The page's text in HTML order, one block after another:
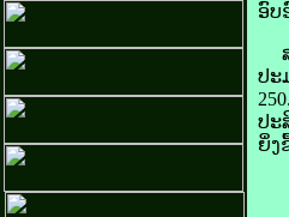
ອົບ
ສ
ປະ
ປະ
ຍິ່ງ​